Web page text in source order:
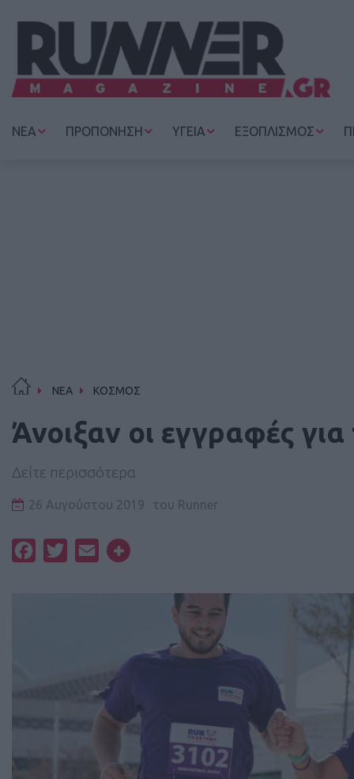
ΝΕΑ ΠΡΟΠΟΝΗΣΗ ΥΓΕΙΑ ΕΞΟΠΛΙΣΜΟΣ
ΝΕΑ ΚΟΣΜΟΣ
Άνοιξαν οι εγγραφές
Δείτε περισσότερα
26 Αυγούστου 2019 του Runner
FacebookTwitterEmail